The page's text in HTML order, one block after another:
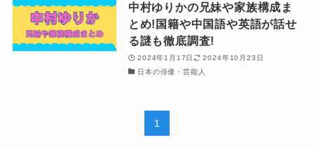
中村ゆりかの兄妹や家族構成ま
とめ!国籍や中国語や英語が話せ
る謎も徹底調査!
2024年1月17日
2024年10月23日
日本の俳優・芸能人
1